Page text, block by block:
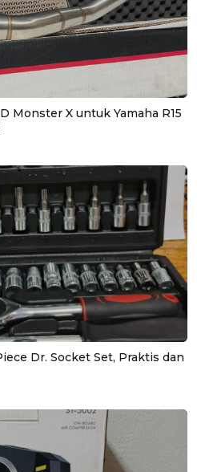
Monster X untuk Yamaha R15
Dr. Socket Set, Praktis dan